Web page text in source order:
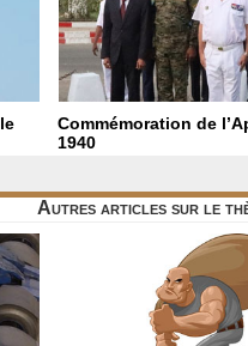
Commémoration de
1940
Autres articles sur le